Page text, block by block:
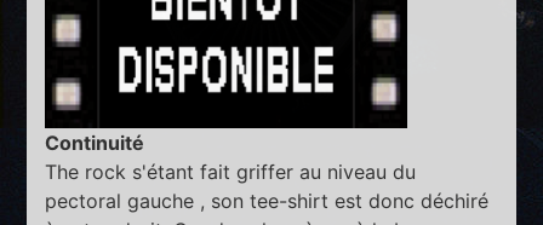
Continuité
The rock s'étant fait griffer au niveau du
pectoral gauche , son tee-shirt est donc déchiré